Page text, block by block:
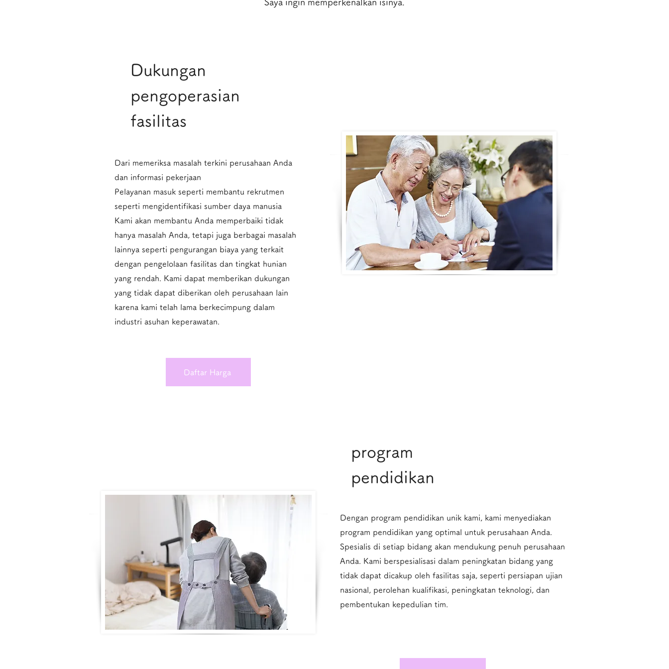
​Saya ingin memperkenalkan isinya.
​Dukungan
pengoperasian
fasilitas
Dari memeriksa masalah terkini perusahaan Anda
dan informasi pekerjaan
Pelayanan masuk seperti membantu rekrutmen
seperti mengidentifikasi sumber daya manusia
Kami akan membantu Anda memperbaiki tidak
hanya masalah Anda, tetapi juga berbagai masalah
lainnya seperti pengurangan biaya yang terkait
dengan pengelolaan fasilitas dan tingkat hunian
yang rendah. ​Kami dapat memberikan dukungan
yang tidak dapat diberikan oleh perusahaan lain
karena kami telah lama berkecimpung dalam
industri asuhan keperawatan.
Daftar Harga
program
pendidikan
Dengan program pendidikan unik kami, kami menyediakan
program pendidikan yang optimal untuk perusahaan Anda.
Spesialis di setiap bidang akan mendukung penuh perusahaan
Anda. Kami berspesialisasi dalam peningkatan bidang yang
tidak dapat dicakup oleh fasilitas saja, seperti persiapan ujian
nasional, perolehan kualifikasi, peningkatan teknologi, dan
pembentukan kepedulian tim.